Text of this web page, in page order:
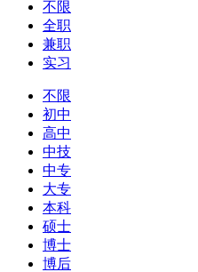
不限
全职
兼职
实习
不限
初中
高中
中技
中专
大专
本科
硕士
博士
博后